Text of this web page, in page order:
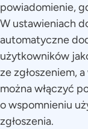
powiadomienie,
W ustawieniach
automatyczne
użytkowników
ze zgłoszeniem,
można włączyć
o wspomnieniu
zgłoszenia.